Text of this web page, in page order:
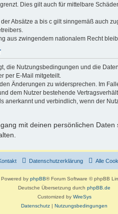
Dies gilt auch für mittelbare
Absätze a bis c gilt sinngemäß auch
aus zwingendem nationalem Recht
die Nutzungsbedingungen und die
per E-Mail mitgeteilt.
Änderungen zu widersprechen. Im
dem Nutzer bestehende
anerkannt und verbindlich, wenn der
mit deinen persönlichen Daten
Alle
Datenschutzerklärung
Powered by phpBB® Forum Software © phpBB
Deutsche Übersetzung durch phpBB.de
Customized by WireSys
Datenschutz
Nutzungsbedingungen